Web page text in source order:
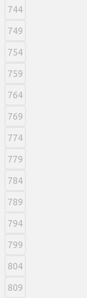
744
749
754
759
764
769
774
779
784
789
794
799
804
809